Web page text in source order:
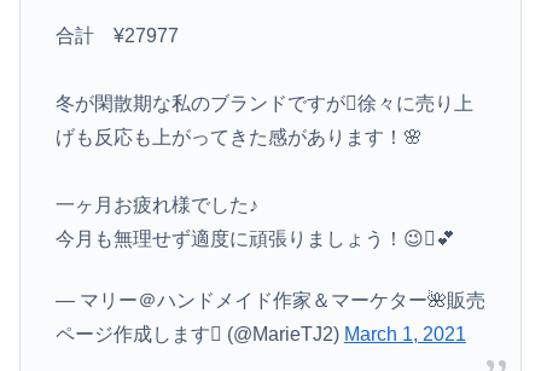
合計 ¥27977
冬が閑散期な私のブランドですが徐々に売り上
げも反応も上がってきた感があります！🌸
一ヶ月お疲れ様でした♪
今月も無理せず適度に頑張りましょう！😉💕
— マリー＠ハンドメイド作家＆マーケター🌺販売
ページ作成します (@MarieTJ2) March 1, 2021